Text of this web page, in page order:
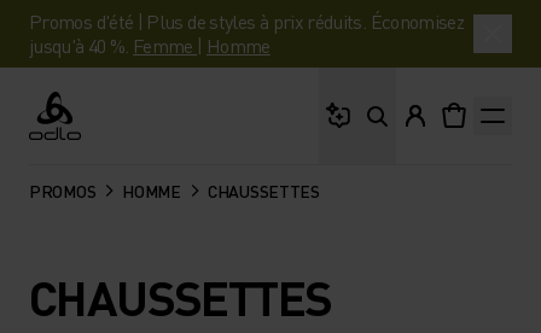
Promos d'été | Plus de styles à prix réduits. Économisez
jusqu'à 40 %. Femme | Homme
Odlo
PROMOS HOMME CHAUSSETTES
CHAUSSETTES